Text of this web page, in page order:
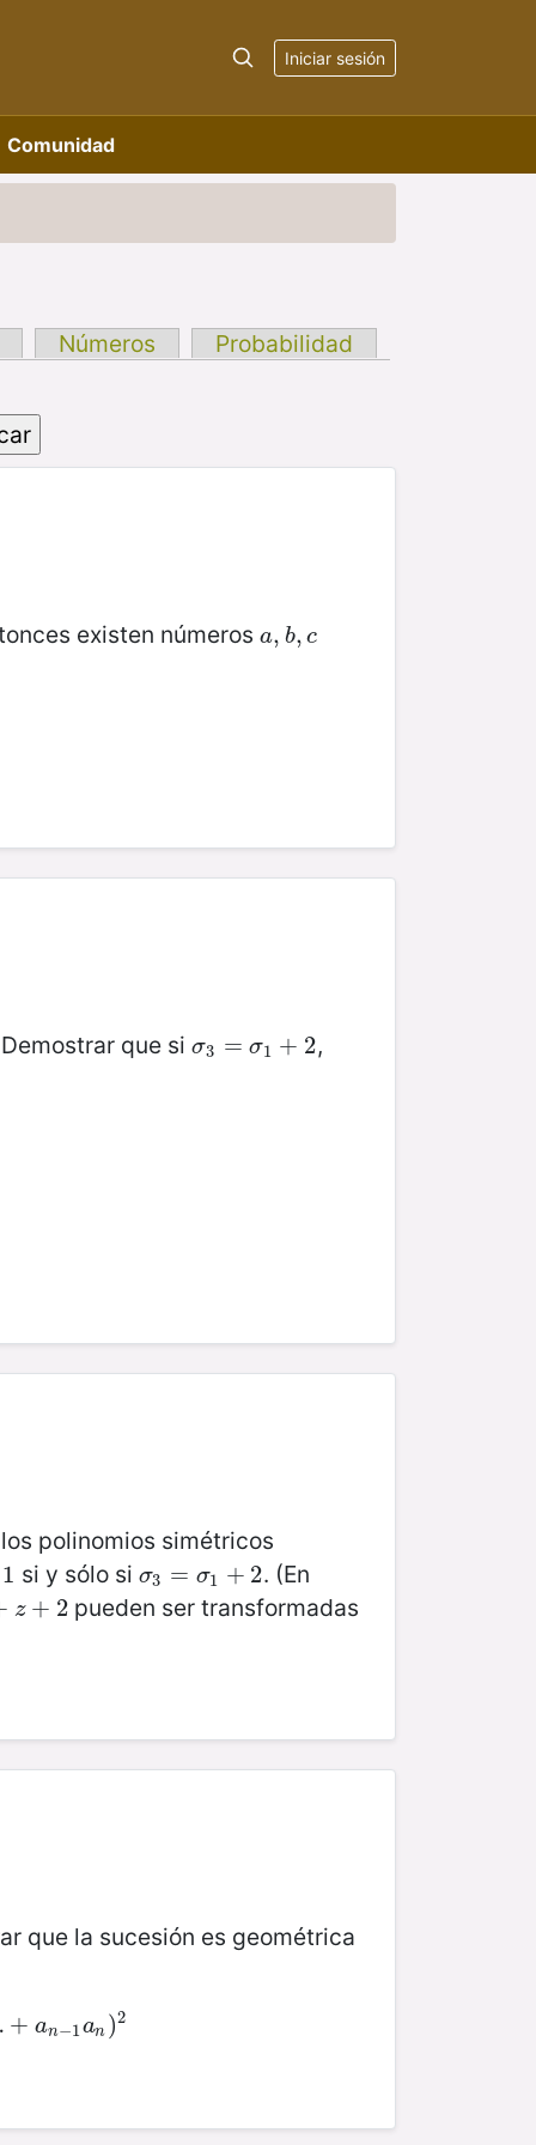
Iniciar sesión
Comunidad
Números
Probabilidad
existen númerosa, b, c
a, b,c
que siσ3 = σ1 + 2
σ3 =σ1+ 2
,
los polinomios simétricos
1 si y sólo si σ3 = σ1 + 2
σ3 =σ1+ 2
. (En
z + 2 pueden ser transformadas
que la sucesión es geométrica
+ an−1an )2
n− 1an)2